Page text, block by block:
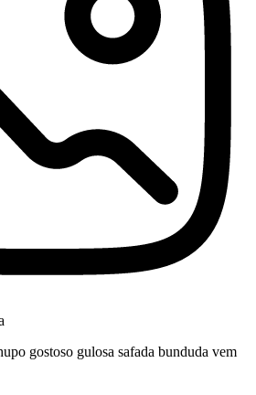
gostoso gulosa safada bunduda vem